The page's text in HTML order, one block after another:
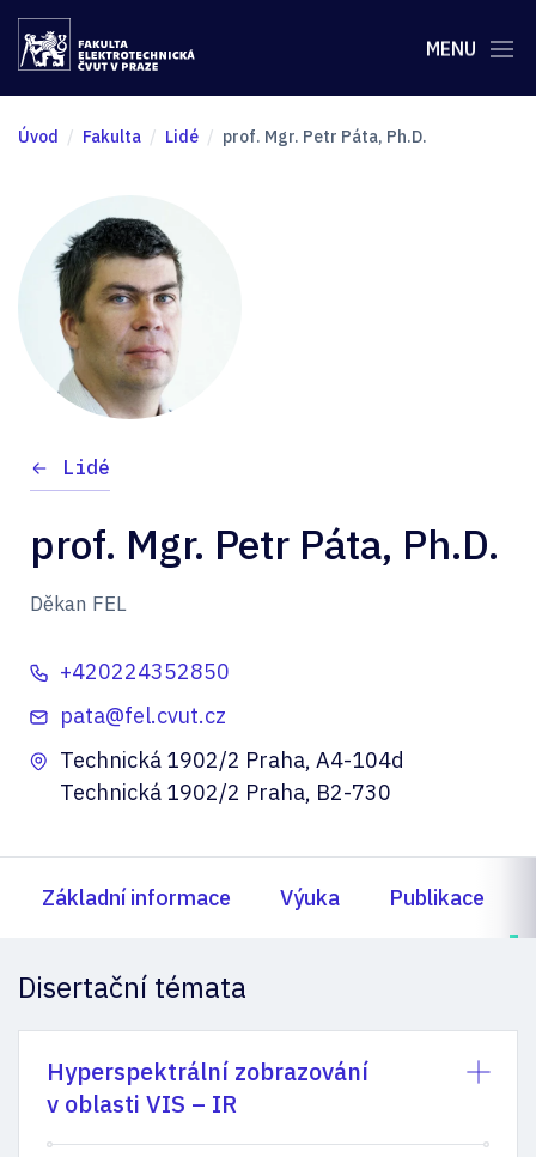
MENU
Úvod Fakulta Lidé prof. Mgr. Petr Páta, Ph.D.
Lidé
prof. Mgr. Petr Páta, Ph.D.
Děkan FEL
+420224352850
pata@fel.cvut.cz
Technická 1902/2 Praha, A4-104d
Technická 1902/2 Praha, B2-730
Základní informace Výuka Publikace
Disertační témata
Hyperspektrální zobrazování
v oblasti VIS – IR